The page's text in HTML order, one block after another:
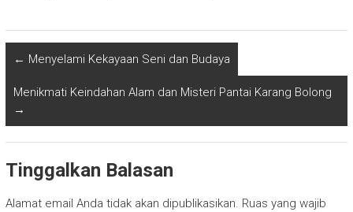
← Menyelami Kekayaan Seni dan Budaya
Menikmati Keindahan Alam dan Misteri Pantai Karang Bolong
→
Tinggalkan Balasan
Alamat email Anda tidak akan dipublikasikan. Ruas yang wajib